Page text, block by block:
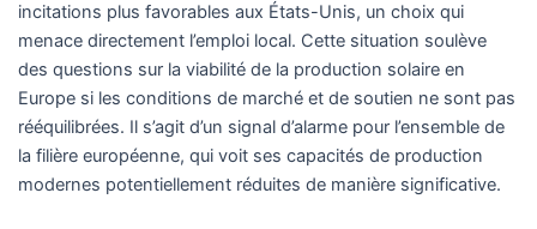
incitations plus favorables aux États-Unis, un choix qui
menace directement l’emploi local. Cette situation soulève
des questions sur la viabilité de la production solaire en
Europe si les conditions de marché et de soutien ne sont pas
rééquilibrées. Il s’agit d’un signal d’alarme pour l’ensemble de
la filière européenne, qui voit ses capacités de production
modernes potentiellement réduites de manière significative.